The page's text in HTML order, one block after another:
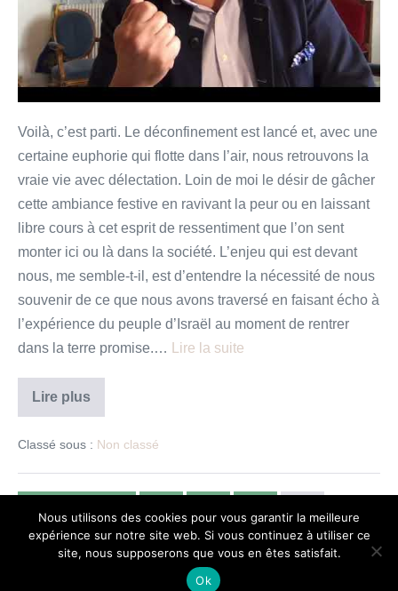
temps
d’après
le
confinement
Voilà, c’est parti. Le déconfinement est lancé et, avec une
certaine euphorie qui flotte dans l’air, nous retrouvons la
vraie vie avec délectation. Loin de moi le désir de gâcher
cette ambiance festive en ravivant la peur ou en laissant
libre cours à cet esprit de ressentiment que l’on sent
monter ici ou là dans la société. L’enjeu qui est devant
nous, me semble-t-il, est d’entendre la nécessité de nous
souvenir de ce que nous avons traversé en faisant écho à
l’expérience du peuple d’Israël au moment de rentrer
dans la terre promise.…
Lire la suite
Lire plusSouviens-
Méditation
temps
d’après
le
confinement
Classé sous : Non classé
← Précédent 1 2 3 4
Nous utilisons des cookies pour vous garantir la meilleure
expérience sur notre site web. Si vous continuez à utiliser ce
site, nous supposerons que vous en êtes satisfait.
Ok